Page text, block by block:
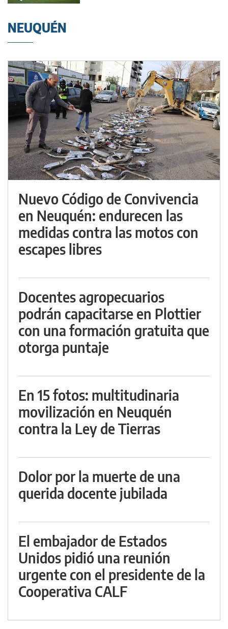
NEUQUÉN
Nuevo Código de Convivencia
en Neuquén: endurecen las
medidas contra las motos con
escapes libres
Docentes agropecuarios
podrán capacitarse en Plottier
con una formación gratuita que
otorga puntaje
En 15 fotos: multitudinaria
movilización en Neuquén
contra la Ley de Tierras
Dolor por la muerte de una
querida docente jubilada
El embajador de Estados
Unidos pidió una reunión
urgente con el presidente de la
Cooperativa CALF